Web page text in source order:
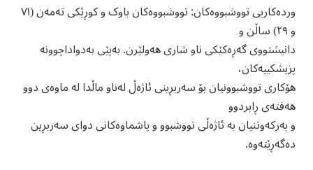
وردەکاریی تووشبووەکان: تووشبووەکان باوک و کوڕێکی تەمەن (٧١
و ٢٩) ساڵن و
دانیشتووی گەڕەکێکی ناو شاری هەولێرن. بەپێی بەدواداچوونە
پزیشکییەکان،
هۆکاری تووشبوونیان بۆ سەربڕینی ئاژەڵ لەناو ماڵدا لە ماوەی دوو
هەفتەی ڕابردوو
و بەرکەوتنیان بە ئاژەڵی تووشبوو و پاشماوەکانی دوای سەربڕین
دەگەڕێتەوە.